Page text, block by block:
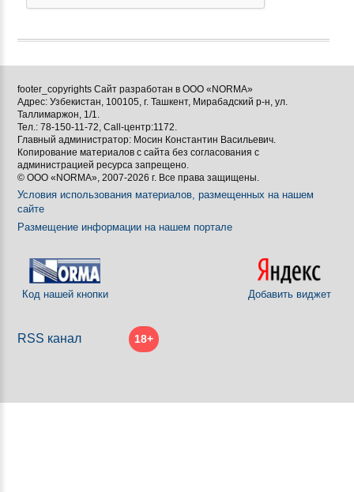


[BBCODE]
footer_copyrights Сайт разработан в ООО «NORMA»
Адрес: Узбекистан, 100105, г. Ташкент, Мирабадский р-н, ул.
Таллимаржон, 1/1.
Тел.: 78-150-11-72, Call-центр:1172.
Главный администратор: Мосин Константин Васильевич.
Копирование материалов с сайта без согласования с
администрацией ресурса запрещено.
© ООО «NORMA», 2007-2026 г. Все права защищены.
Условия использования материалов, размещенных на нашем
сайте
Размещение информации на нашем портале
Код нашей кнопки Добавить виджет
RSS канал 18+